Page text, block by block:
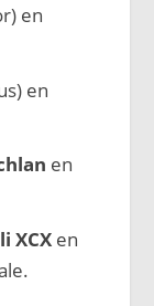
en
en
en
XCXen